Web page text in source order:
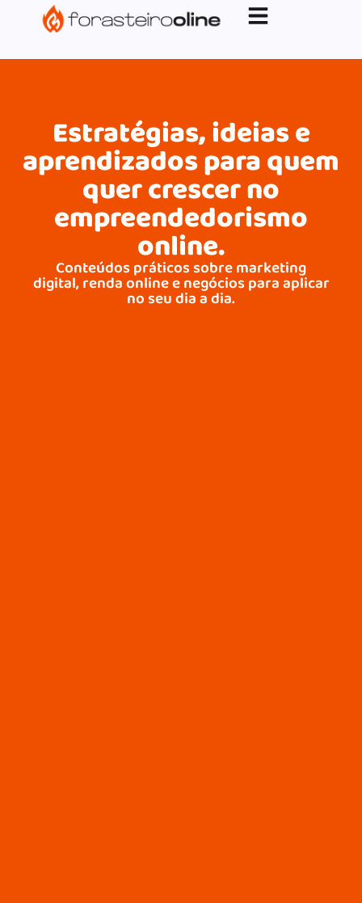
G-XVBZZCFH00pub-5970489886047746AW-
17954400846.
Estratégias, ideias e
aprendizados para quem
quer crescer no
empreendedorismo
online.
Conteúdos práticos sobre marketing
digital, renda online e negócios para aplicar
no seu dia a dia.